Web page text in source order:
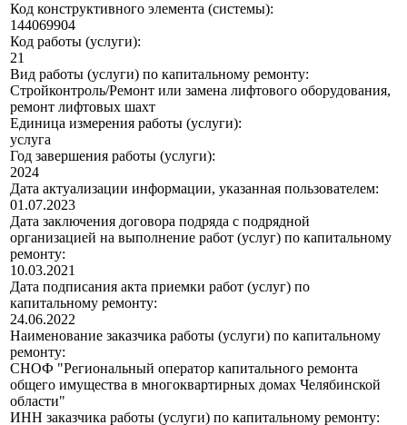
Код конструктивного элемента (системы):
144069904
Код работы (услуги):
21
Вид работы (услуги) по капитальному ремонту:
Стройконтроль/Ремонт или замена лифтового оборудования,
ремонт лифтовых шахт
Единица измерения работы (услуги):
услуга
Год завершения работы (услуги):
2024
Дата актуализации информации, указанная пользователем:
01.07.2023
Дата заключения договора подряда с подрядной
организацией на выполнение работ (услуг) по капитальному
ремонту:
10.03.2021
Дата подписания акта приемки работ (услуг) по
капитальному ремонту:
24.06.2022
Наименование заказчика работы (услуги) по капитальному
ремонту:
СНОФ "Региональный оператор капитального ремонта
общего имущества в многоквартирных домах Челябинской
области"
ИНН заказчика работы (услуги) по капитальному ремонту: